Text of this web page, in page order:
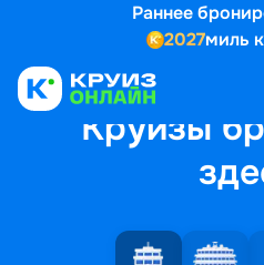
Раннее
2027миль
Круизы